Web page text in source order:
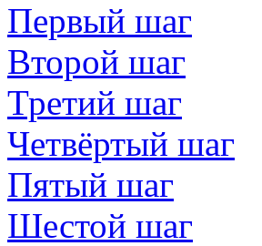
Первый шаг
Второй шаг
Третий шаг
Четвёртый шаг
Пятый шаг
Шестой шаг